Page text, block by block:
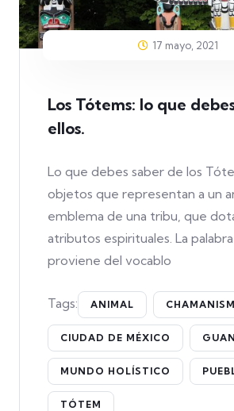
17 mayo, 2021
Los Tótems: lo que
ellos.
Lo que debes saber de los
objetos que representan a un
emblema de una tribu, que
atributos espirituales. La
proviene del vocablo
Tags: ANIMAL
CIUDAD DE MÉXICO
MUNDO HOLÍSTICO
TÓTEM